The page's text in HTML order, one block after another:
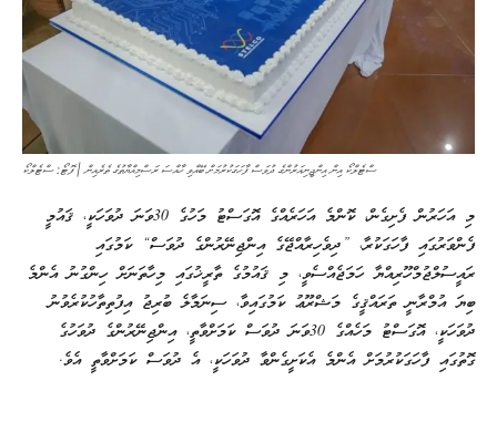
ސްޓެލްކޯ އިން އިންޖީނިއަރުންގެ ދުވަސް ފާހަގަކުރުމަށް ބޭއްވި ހާއްސަ ރަސްމިއްޔާތުގެ ތެރެއިން | ފޮޓޯ: ސްޓެލްކޯ
މި އަހަރުން ފެށިގެން، ކޮންމެ އަހަރެއްގެ އޮގަސްޓު މަހުގެ 30ވަނަ ދުވަހަކީ، ޤައުމީ
ފެންވަރުގައި ފާހަގަކުރާ، ”ދިވެހިރާއްޖޭގެ އިންޖިނޭރުންގެ ދުވަސް“ ކަމުގައި
ރައީސުލްޖުމްހޫރިއްޔާ ހަމަޖެއްސެވީ، މި ޤައުމުގެ ތާރީޚުގައި މިހާތަނަށް ހިންގުނު އެންމެ
ބިޔަ އުމްރާނީ ތަރައްޤީގެ މަޝްރޫޢު ކަމުގައިވާ، ސިނަމާލެ ބުރިޖު އިފުތިތާހުކުރެވުނު
ދުވަހަކީ، އޮގަސްޓު މަހެއްގެ 30ވަނަ ދުވަސް ކަމަށްވާތީ، އިންޖިނޭރުންގެ ދުވަހުގެ
ގޮތުގައި ފާހަގަކުރުމަށް އެންމެ އެކަށީގެންވާ ދުވަހަކީ، އެ ދުވަސް ކަމަށްވާތީ އެވެ.